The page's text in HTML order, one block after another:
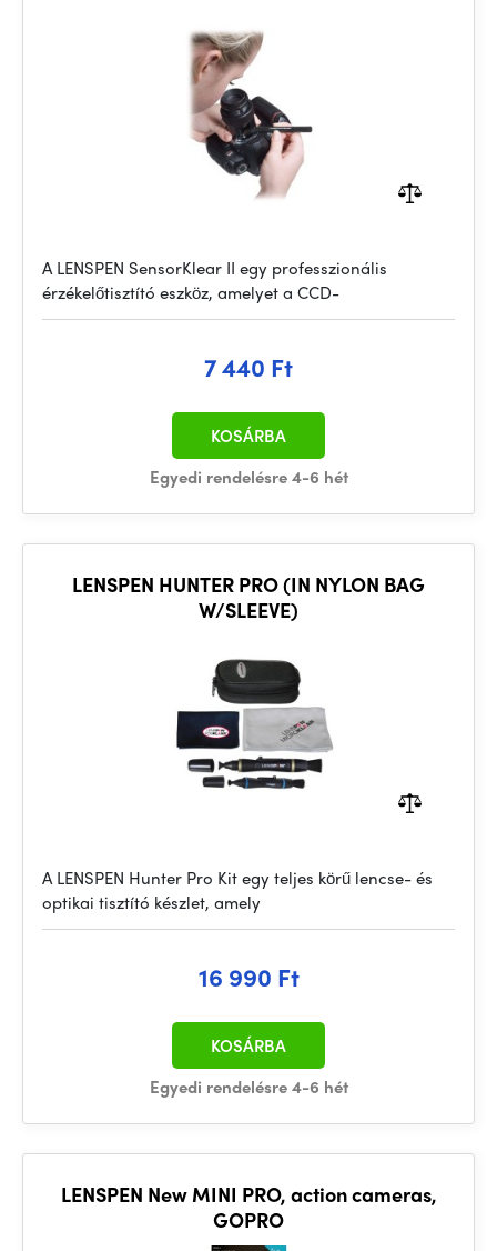
A LENSPEN SensorKlear II egy professzionális
érzékelőtisztító eszköz, amelyet a CCD-
7 440 Ft
Egyedi rendelésre 4-6 hét
KOSÁRBA
LENSPEN HUNTER PRO (IN NYLON BAG
W/SLEEVE)
A LENSPEN Hunter Pro Kit egy teljes körű lencse- és
optikai tisztító készlet, amely
16 990 Ft
Egyedi rendelésre 4-6 hét
KOSÁRBA
LENSPEN New MINI PRO, action cameras,
GOPRO